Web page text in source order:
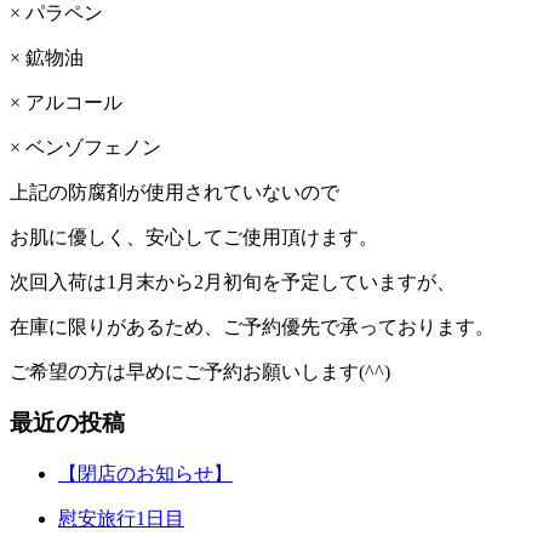
× パラペン
× 鉱物油
× アルコール
× ベンゾフェノン
上記の防腐剤が使用されていないので
お肌に優しく、安心してご使用頂けます。
次回入荷は1 月末から2 月初旬を予定していますが、
在庫に限りがあるため、ご予約優先で承っております。
ご希望の方は早めにご予約お願いします(^^)
最近の投稿
【閉店のお知らせ】
慰安旅行1日目